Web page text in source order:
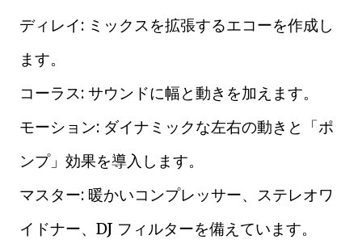
ディレイ: ミックスを拡張するエコーを作成し
ます。
コーラス: サウンドに幅と動きを加えます。
モーション: ダイナミックな左右の動きと「ポ
ンプ」効果を導入します。
マスター: 暖かいコンプレッサー、ステレオワ
イドナー、DJ フィルターを備えています。